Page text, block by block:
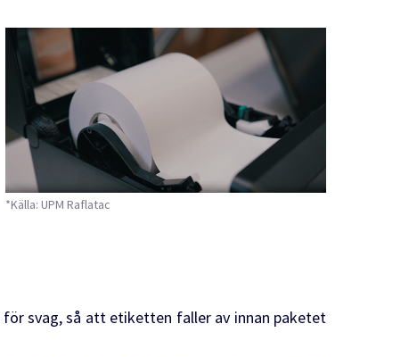
*Källa: UPM Raflatac
svag, så att etiketten faller av innan paketet